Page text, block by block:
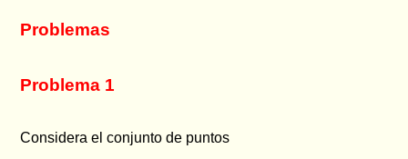
Problemas
Problema 1
Considera el conjunto de puntos